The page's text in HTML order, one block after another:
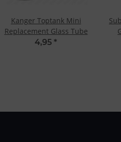
Kanger Toptank Mini
Replacement Glass Tube
4,95 *